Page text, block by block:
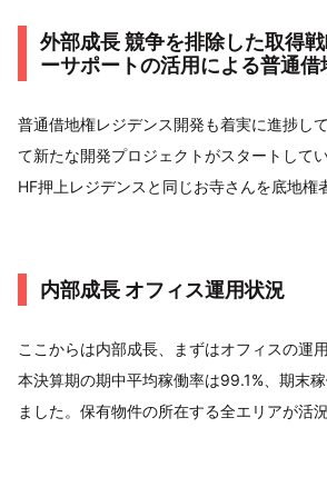
外部成長 競争を排除した取得
ーサポートの活用による普通借
普通借地権レジデンス開発も着実に進捗し
て新たな開発プロジェクトがスタートして
HF押上レジデンスと同じお寺さんを底地権
内部成長 オフィス運用状況
ここからは内部成長、まずはオフィスの運
本決算期の期中平均稼働率は99.1%、期末
ました。保有物件の所在する全エリアが活